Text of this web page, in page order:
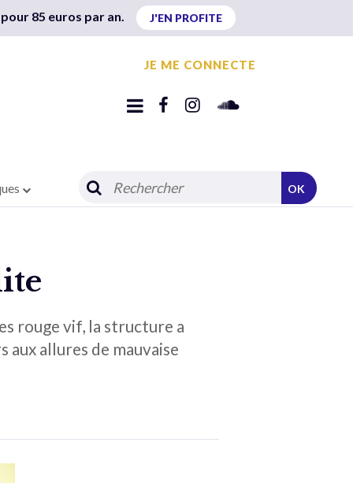
85 euros par an. J'EN PROFITE
JE ME CONNECTE
OK
rouge vif, la structure a
aux allures de mauvaise